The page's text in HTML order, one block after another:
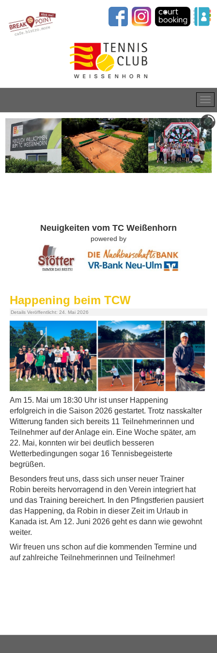
2
3
Neuigkeiten vom TC Weißenhorn
powered by
Happening beim TCW
Details Veröffentlicht: 24. Mai 2026
Am 15. Mai um 18:30 Uhr ist unser Happening
erfolgreich in die Saison 2026 gestartet. Trotz nasskalter
Witterung fanden sich bereits 11 Teilnehmerinnen und
Teilnehmer auf der Anlage ein. Eine Woche später, am
22. Mai, konnten wir bei deutlich besseren
Wetterbedingungen sogar 16 Tennisbegeisterte
begrüßen.
Besonders freut uns, dass sich unser neuer Trainer
Robin bereits hervorragend in den Verein integriert hat
und das Training bereichert. In den Pfingstferien pausiert
das Happening, da Robin in dieser Zeit im Urlaub in
Kanada ist. Am 12. Juni 2026 geht es dann wie gewohnt
weiter.
Wir freuen uns schon auf die kommenden Termine und
auf zahlreiche Teilnehmerinnen und Teilnehmer!